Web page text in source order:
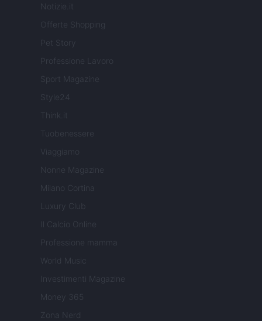
Notizie.it
Offerte Shopping
Pet Story
Professione Lavoro
Sport Magazine
Style24
Think.it
Tuobenessere
Viaggiamo
Nonne Magazine
Milano Cortina
Luxury Club
Il Calcio Online
Professione mamma
World Music
Investimenti Magazine
Money 365
Zona Nerd